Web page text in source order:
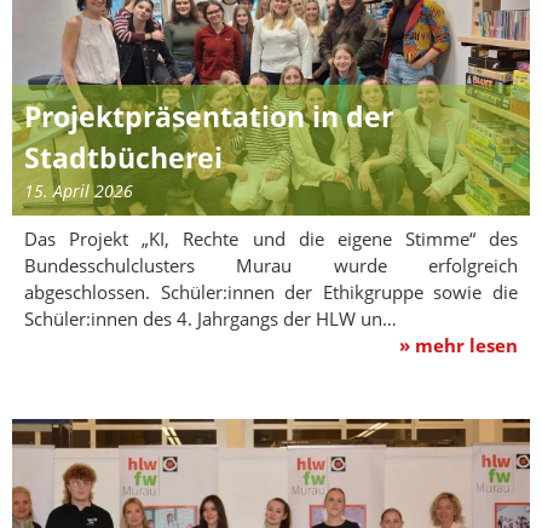
Projektpräsentation in der
Stadtbücherei
15. April 2026
Das Projekt „KI, Rechte und die eigene Stimme“ des
Bundesschulclusters Murau wurde erfolgreich
abgeschlossen. Schüler:innen der Ethikgruppe sowie die
Schüler:innen des 4. Jahrgangs der HLW un…
» mehr lesen